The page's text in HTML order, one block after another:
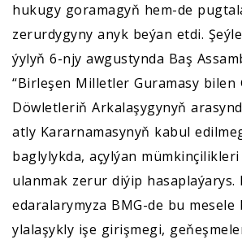
hukugy goramagyň hem-de
zerurdygyny anyk beýan etdi.
ýylyň 6-njy awgustynda Baş
“Birleşen Milletler Guramasy bilen
Döwletleriň Arkalaşygynyň
atly Kararnamasynyň kabul
baglylykda, açylýan
ulanmak zerur diýip hasaplaýarys.
edaralarymyza BMG-de bu mesele
ylalaşykly işe girişmegi,